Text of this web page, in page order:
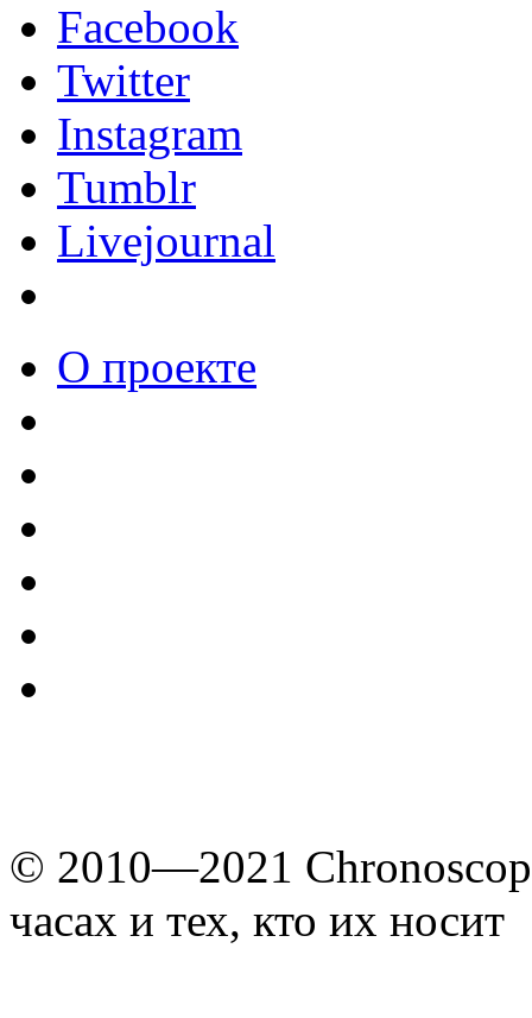
Facebook
Twitter
Instagram
Tumblr
Livejournal
О проекте
© 2010—2021
часах и тех, кто их носит